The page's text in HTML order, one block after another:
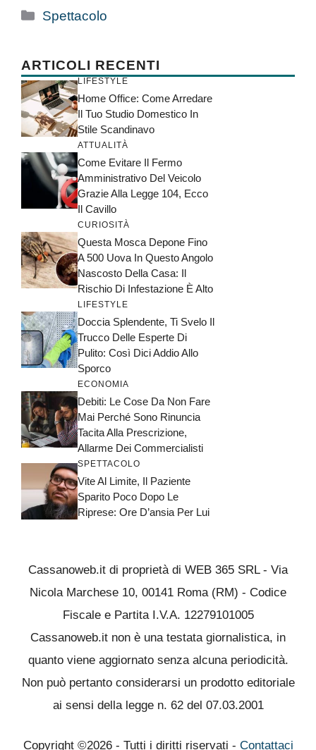
Categorie
Spettacolo
ARTICOLI RECENTI
LIFESTYLE
Home Office: Come Arredare
Il Tuo Studio Domestico In
Stile Scandinavo
ATTUALITÀ
Come Evitare Il Fermo
Amministrativo Del Veicolo
Grazie Alla Legge 104, Ecco
Il Cavillo
CURIOSITÀ
Questa Mosca Depone Fino
A 500 Uova In Questo Angolo
Nascosto Della Casa: Il
Rischio Di Infestazione È Alto
LIFESTYLE
Doccia Splendente, Ti Svelo Il
Trucco Delle Esperte Di
Pulito: Così Dici Addio Allo
Sporco
ECONOMIA
Debiti: Le Cose Da Non Fare
Mai Perché Sono Rinuncia
Tacita Alla Prescrizione,
Allarme Dei Commercialisti
SPETTACOLO
Vite Al Limite, Il Paziente
Sparito Poco Dopo Le
Riprese: Ore D’ansia Per Lui
Cassanoweb.it di proprietà di WEB 365 SRL - Via
Nicola Marchese 10, 00141 Roma (RM) - Codice
Fiscale e Partita I.V.A. 12279101005
Cassanoweb.it non è una testata giornalistica, in
quanto viene aggiornato senza alcuna periodicità.
Non può pertanto considerarsi un prodotto editoriale
ai sensi della legge n. 62 del 07.03.2001
Copyright ©2026 - Tutti i diritti riservati - Contattaci